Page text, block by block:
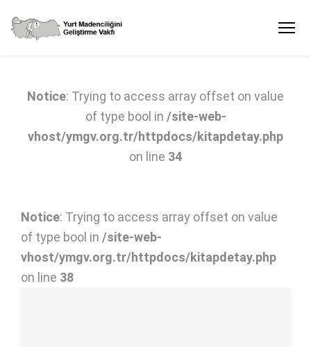
Notice: Trying to access array offset on value
of type bool in /site-web-
vhost/ymgv.org.tr/httpdocs/kitapdetay.php
on line 34
Notice: Trying to access array offset on value
of type bool in /site-web-
vhost/ymgv.org.tr/httpdocs/kitapdetay.php
on line 38